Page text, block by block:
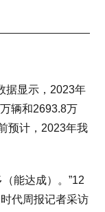
据显示，2023年
辆和2693.8万
预计，2023年我
能达成）。”12
代周报记者采访